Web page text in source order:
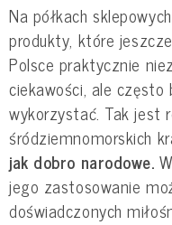
Na półkach
produkty, które
Polsce praktycznie
ciekawości, ale często
wykorzystać. Tak jest
śródziemnomorskich
jak dobro narodowe.
jego zastosowanie
doświadczonych